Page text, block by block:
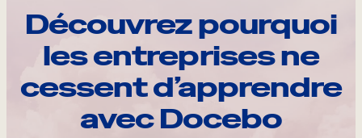
Découvrez pourquoi
les entreprises ne
cessent d’apprendre
avec Docebo